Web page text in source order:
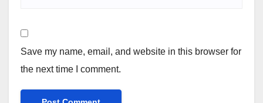
Save my name, email, and website in this browser for
the next time I comment.